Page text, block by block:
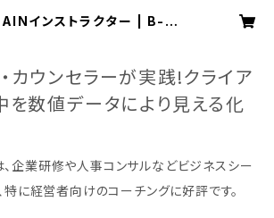
インストラクター | B-BR
カウンセラーが実践!クライア
を数値データにより見える化
企業研修や人事コンサルなどビジネスシー
特に経営者向けのコーチングに好評です。